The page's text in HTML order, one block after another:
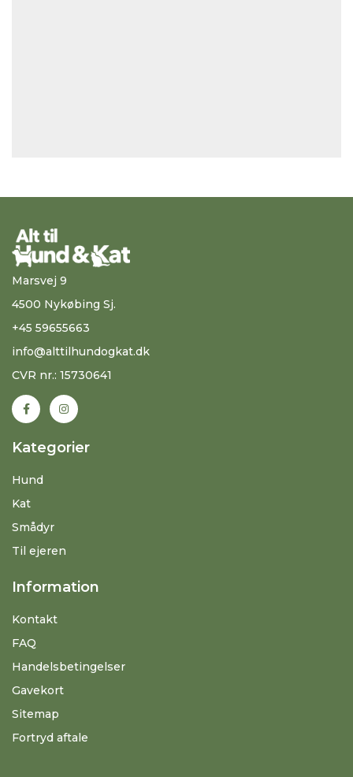
Marsvej 9
4500 Nykøbing Sj.
+45 59655663
info@alttilhundogkat.dk
CVR nr.: 15730641
Kategorier
Hund
Kat
Smådyr
Til ejeren
Information
Kontakt
FAQ
Handelsbetingelser
Gavekort
Sitemap
Fortryd aftale